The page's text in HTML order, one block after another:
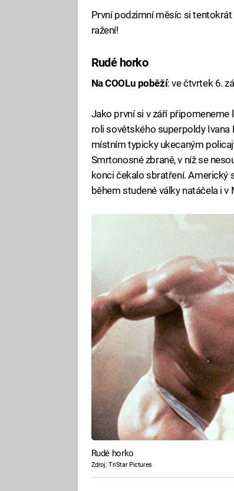
První podzimní měsíc si
ražení!
Rudé horko
Na COOLu poběží: ve čtvrtek 6.
Jako první si v září
roli sovětského superpoldy
místním typicky ukecaným
Smrtonosné zbraně, v níž se
konci čekalo sbratření. Americký
během studené války natáčela i
Rudé horko
Zdroj: TriStar Pictures